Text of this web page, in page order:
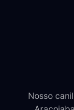
Nosso